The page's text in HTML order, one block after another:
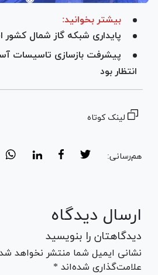
بیشتر بخوانید:
پایداری شبکه گاز شمال کشور
پیشرفت بازسازی تاسیسات
انتظار بود
لینک کوتاه
هم‌رسانی:
ارسال دیدگاه
دیدگاهتان را بنویسید
نشانی ایمیل شما منتشر نخواهد
علامت‌گذاری شده‌اند *